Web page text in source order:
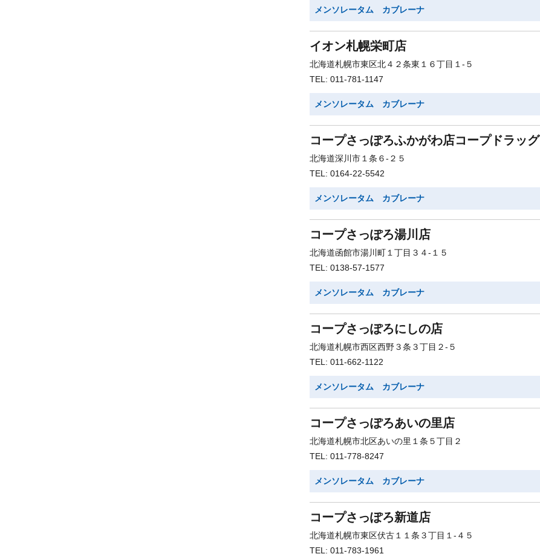
メンソレータム カブレーナ
イオン札幌栄町店
北海道札幌市東区北４２条東１６丁目１-５
TEL: 011-781-1147
メンソレータム カブレーナ
コープさっぽろふかがわ店コープドラッグ
北海道深川市１条６-２５
TEL: 0164-22-5542
メンソレータム カブレーナ
コープさっぽろ湯川店
北海道函館市湯川町１丁目３４-１５
TEL: 0138-57-1577
メンソレータム カブレーナ
コープさっぽろにしの店
北海道札幌市西区西野３条３丁目２-５
TEL: 011-662-1122
メンソレータム カブレーナ
コープさっぽろあいの里店
北海道札幌市北区あいの里１条５丁目２
TEL: 011-778-8247
メンソレータム カブレーナ
コープさっぽろ新道店
北海道札幌市東区伏古１１条３丁目１-４５
TEL: 011-783-1961